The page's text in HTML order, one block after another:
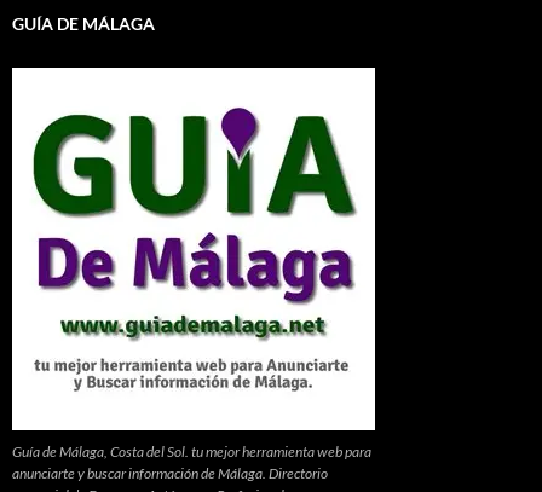
GUÍA DE MÁLAGA
Guía de Málaga, Costa del Sol. tu mejor herramienta web para
anunciarte y buscar información de Málaga. Directorio